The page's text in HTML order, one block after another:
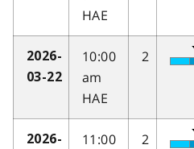
HAE
2026-
03-22
10:00
am
HAE
2
2026-
11:00
2